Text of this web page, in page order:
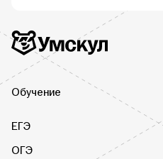
Дополнительная информация
Умскул
Обучение
ЕГЭ
ОГЭ